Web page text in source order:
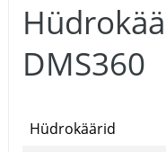
DMS360
Hüdrokäärid